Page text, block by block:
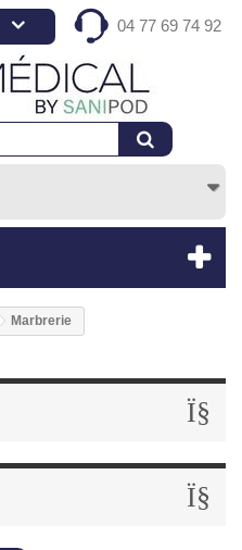
04 77 69 74 92
Marbrerie